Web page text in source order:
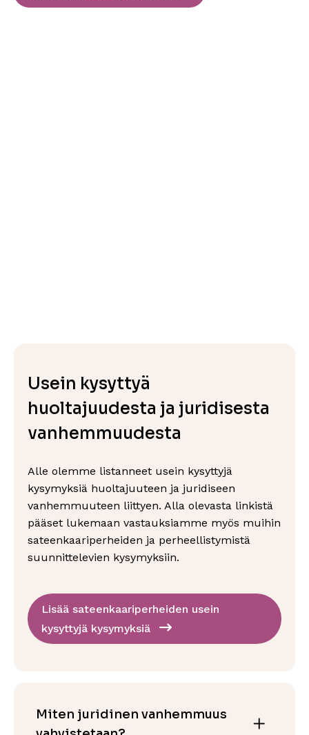
Usein kysyttyä
huoltajuudesta ja juridisesta
vanhemmuudesta
Alle olemme listanneet usein kysyttyjä
kysymyksiä huoltajuuteen ja juridiseen
vanhemmuuteen liittyen. Alla olevasta linkistä
pääset lukemaan vastauksiamme myös muihin
sateenkaariperheiden ja perheellistymistä
suunnittelevien kysymyksiin.
Lisää sateenkaariperheiden usein
kysyttyjä kysymyksiä
Miten juridinen vanhemmuus